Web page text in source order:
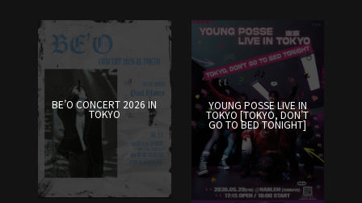
BE’O CONCERT 2026 IN
TOKYO
YOUNG POSSE LIVE IN
TOKYO [TOKYO, DON’T
GO TO BED TONIGHT]